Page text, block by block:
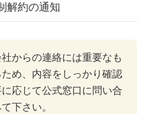
解約の通知
からの連絡には重要なも
め、内容をしっかり確認
に応じて公式窓口に問い合
下さい。